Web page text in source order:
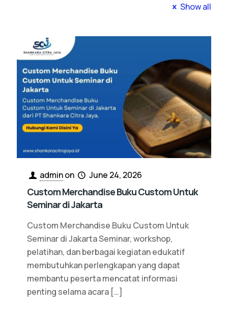
Show all
adminon June 24, 2026
Custom Merchandise Buku Custom Untuk
Seminar di Jakarta
Custom Merchandise Buku Custom Untuk
Seminar di Jakarta Seminar, workshop,
pelatihan, dan berbagai kegiatan edukatif
membutuhkan perlengkapan yang dapat
membantu peserta mencatat informasi
penting selama acara […]